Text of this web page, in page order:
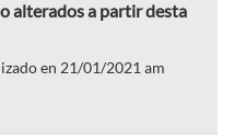
alterados a partir desta
en 21/01/2021 am